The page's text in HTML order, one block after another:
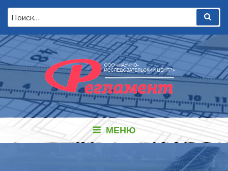
Перейти
содержимому
Искать:
МЕНЮ